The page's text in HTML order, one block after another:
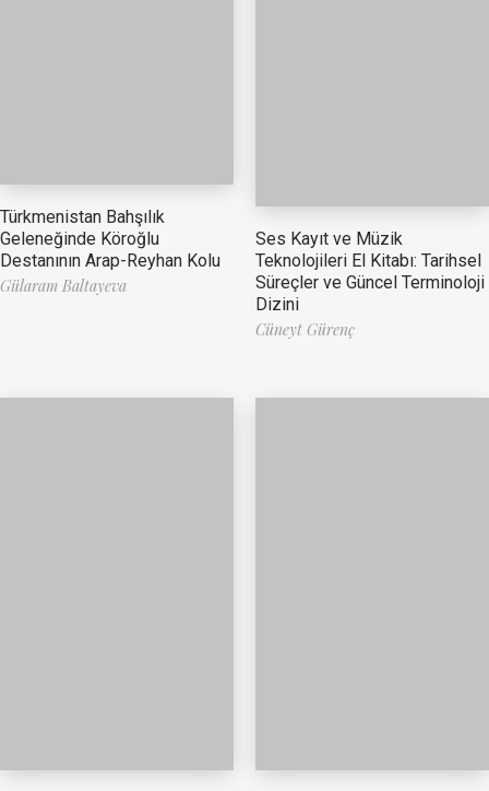
Türkmenistan Bahşılık
Geleneğinde Köroğlu
Destanının Arap-Reyhan Kolu
Gülaram Baltayeva
Ses Kayıt ve Müzik
Teknolojileri El Kitabı: Tarihsel
Süreçler ve Güncel Terminoloji
Dizini
Cüneyt Gürenç